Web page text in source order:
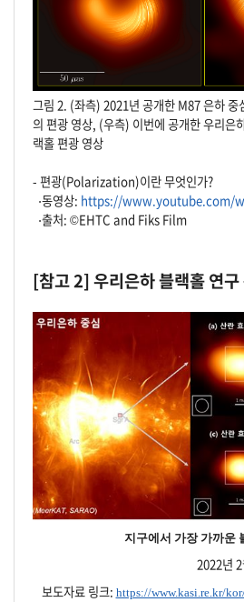
그림 2. (좌측) 2021년 공개한 M87은하 중
의 편광 영상, (우측) 이번에 공개한 우리은
랙홀 편광 영상
- 편광(Polarization)이란 무엇인가?
⋅동영상: https://www.youtube.com/
⋅출처: ©EHTC and Fiks Film
[참고 2] 우리은하 블랙홀 연
지구에서 가장 가까운
2022년
보도자료 링크: https://www.kasi.re.kr/